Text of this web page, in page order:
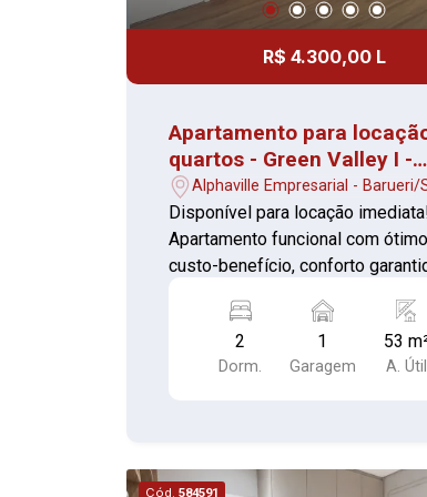
R$ 4.300,00 L
Apartamento para locação -
quartos - Green Valley I -
pronto para morar
Alphaville Empresarial - Barueri/
Disponível para locação
Apartamento funcional com ótimo
custo-benefício, conforto
estar Sala de jantar Varanda Cozinha
Lavanderia Banheiro Condomínio Ápice
Park, um novo jeito de ver
m, mini quadra e sports bar,
2
Dorm.
1
Garagem
53
A. Útil
Cód. 584591